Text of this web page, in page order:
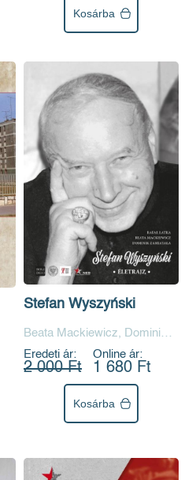
Kosárba
Stefan Wyszyński
Beata Mackiewicz, Dominik
Zamiatala, Rafal Latka
Eredeti ár:
2 000 Ft
Online ár:
1 680 Ft
Kosárba